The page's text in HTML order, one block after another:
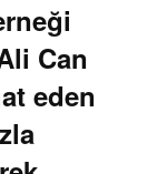
Can
eden